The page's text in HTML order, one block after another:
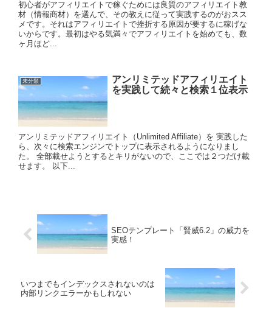
初心者がアフィリエイトで稼ぐためには良質のアフィリエイト教
材（情報商材）を選んで、その教えに従って実践するのがおスス
メです。それはアフィリエイトで挫折する原因が要するに稼げな
いからです。最初はやる気満々でアフィリエイトを始めても、数
ヶ月ほど...
未分類
アンリミテッドアフィリエイト
を実践して続々と検索１位表示
アンリミテッドアフィリエイト（Unlimited Affiliate）を 実践した
ら、次々に検索エンジンでトップに表示されるようになりまし
た。 全部載せようとするとキリがないので、ここでは２つだけ載
せます。 以下...
SEOテンプレート「賢威6.2」の威力を
実感！
いつまでもインデックスされないのは
内部リンクエラーかもしれない